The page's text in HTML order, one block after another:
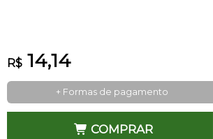
R$ 14,14
+ Formas de pagamento
COMPRAR